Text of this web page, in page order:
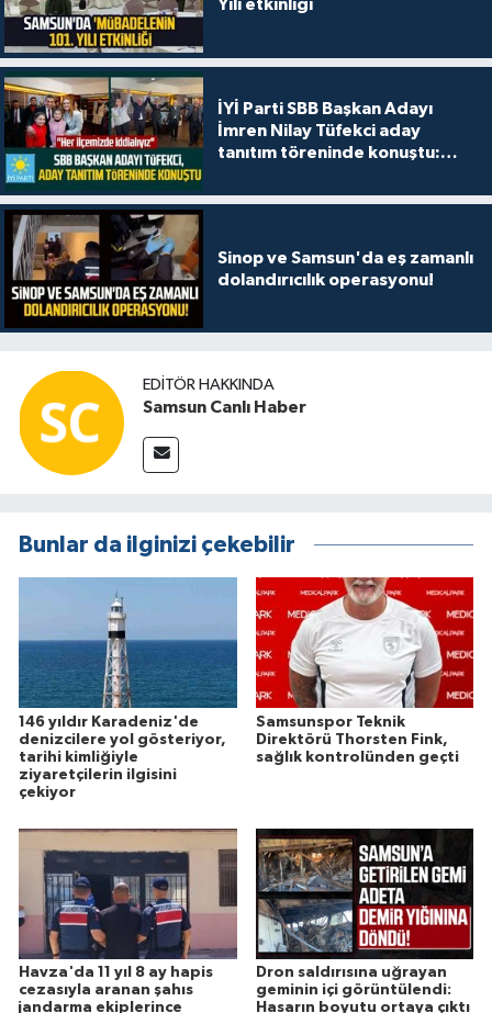
Yılı etkinliği
İYİ Parti SBB Başkan Adayı
İmren Nilay Tüfekci aday
tanıtım töreninde konuştu:
Sinop ve Samsun'da eş zamanlı
dolandırıcılık operasyonu!
EDITÖR HAKKINDA
Samsun Canlı Haber
Bunlar da ilginizi çekebilir
146 yıldır Karadeniz'de
denizcilere yol gösteriyor,
tarihi kimliğiyle
ziyaretçilerin ilgisini
çekiyor
Samsunspor Teknik
Direktörü Thorsten Fink,
sağlık kontrolünden geçti
Havza'da 11 yıl 8 ay hapis
cezasıyla aranan şahıs
jandarma ekiplerince
Dron saldırısına uğrayan
geminin içi görüntülendi:
Hasarın boyutu ortaya çıktı